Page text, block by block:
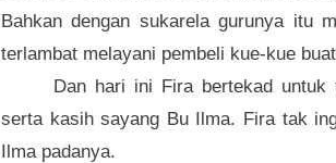
Bahkan dengan sukarela gurunya itu
terlambat melayani pembeli kue-kue
Dan hari ini Fira bertekad untuk
serta kasih sayang Bu Ilma. Fira tak
Ilma padanya.